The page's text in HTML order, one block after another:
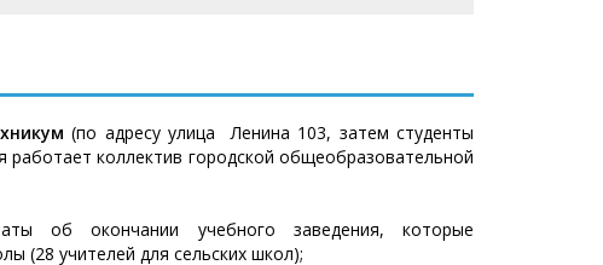
(по адресу улица Ленина 103, затем студенты
коллектив городской общеобразовательной
об окончании учебного заведения, которые
(28 учителей для сельских школ);